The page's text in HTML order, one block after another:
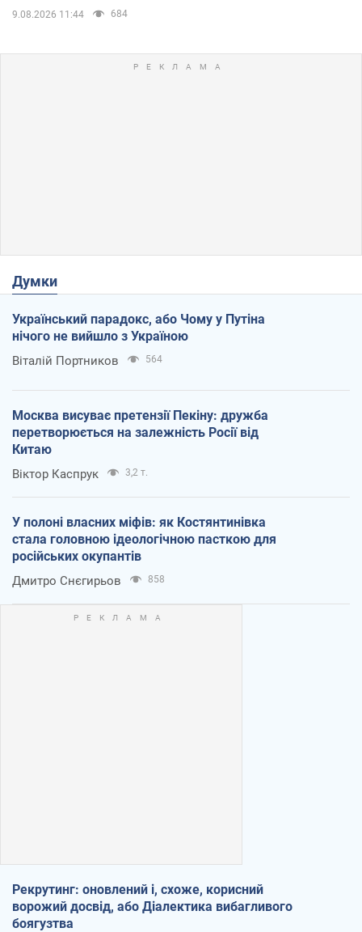
9.08.2026 11:44 684
Думки
Український парадокс, або Чому у Путіна
нічого не вийшло з Україною
Віталій Портников 564
Москва висуває претензії Пекіну: дружба
перетворюється на залежність Росії від
Китаю
Віктор Каспрук 3,2 т.
У полоні власних міфів: як Костянтинівка
стала головною ідеологічною пасткою для
російських окупантів
Дмитро Снєгирьов 858
Рекрутинг: оновлений і, схоже, корисний
ворожий досвід, або Діалектика вибагливого
боягузтва